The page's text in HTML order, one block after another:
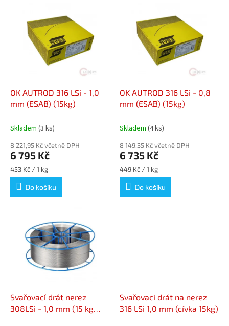
OK AUTROD 316 LSi - 1,0
mm (ESAB) (15kg)
Skladem (3 ks)
8 221,95 Kč včetně DPH
6 795 Kč
Měrná
cena:
453 Kč / 1 kg
Do košíku
OK AUTROD 316 LSi - 0,8
mm (ESAB) (15kg)
Skladem (4 ks)
8 149,35 Kč včetně DPH
6 735 Kč
Měrná
cena:
449 Kč / 1 kg
Do košíku
Svařovací drát nerez
308LSi - 1,0 mm (15 kg
Svařovací drát na nerez
316 LSi 1,0 mm (cívka 15kg)